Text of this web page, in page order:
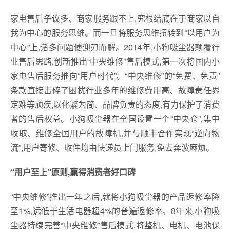
家电售后争议多、商家服务跟不上,究根结底在于商家以自
我为中心的服务思维。而一旦将服务思维扭转到“以用户为
中心”上,诸多问题便迎刃而解。2014年,小狗吸尘器颠覆行
业售后思路,创新推出“中央维修”售后模式,第一次将国内小
家电售后服务推向“用户时代”。“中央维修”的“免费、免责”
条款直接击碎了困扰行业多年的维修费用高、故障责任界
定难等顽疾,以化繁为简、品牌负责的态度,有力保护了消费
者的售后权益。小狗吸尘器在全国设置一个“中央仓”,集中
收取、维修全国用户的故障机,并与顺丰合作实现“逆向物
流”,用户寄修、收件均由快递员上门服务,免去奔波麻烦。
“用户至上”原则,赢得消费者好口碑
“中央维修”推出一年之后,就将小狗吸尘器的产品返修率降
至1%,远低于生活电器超4%的普遍返修率。8年来,小狗吸
尘器持续完善“中央维修”售后模式,将整机、电机、电池保